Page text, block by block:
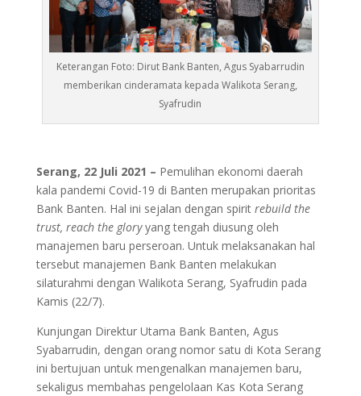
Keterangan Foto: Dirut Bank Banten, Agus Syabarrudin
memberikan cinderamata kepada Walikota Serang,
Syafrudin
Serang, 22 Juli 2021 – Pemulihan ekonomi daerah
kala pandemi Covid-19 di Banten merupakan prioritas
Bank Banten. Hal ini sejalan dengan spirit rebuild the
trust, reach the gloryyang tengah diusung oleh
manajemen baru perseroan. Untuk melaksanakan hal
tersebut manajemen Bank Banten melakukan
silaturahmi dengan Walikota Serang, Syafrudin pada
Kamis (22/7).
Kunjungan Direktur Utama Bank Banten, Agus
Syabarrudin, dengan orang nomor satu di Kota Serang
ini bertujuan untuk mengenalkan manajemen baru,
sekaligus membahas pengelolaan Kas Kota Serang